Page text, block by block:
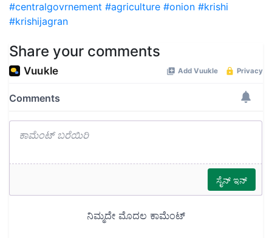
#centralgovrnement #agriculture #onion #krishi
#krishijagran
Share your comments